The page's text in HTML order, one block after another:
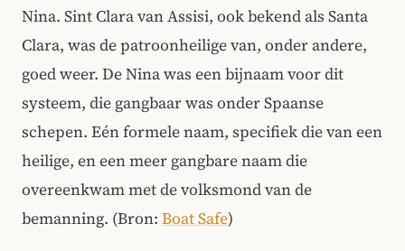
Nina. Sint Clara van Assisi, ook bekend als Santa
Clara, was de patroonheilige van, onder andere,
goed weer. De Nina was een bijnaam voor dit
systeem, die gangbaar was onder Spaanse
schepen. Eén formele naam, specifiek die van een
heilige, en een meer gangbare naam die
overeenkwam met de volksmond van de
bemanning. (Bron: Boat Safe)